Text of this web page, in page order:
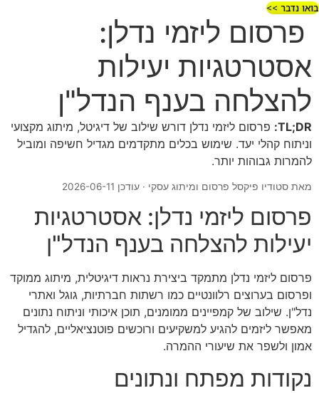
בואו נדבר >>
פרסום ליזמי נדלן:
אסטרטגיות יעילות
להצלחה בענף הנדל"ן
TL;DR: פרסום ליזמי נדלן דורש שילוב של דיגיטל, מיתוג מקצועי
וניתוח קהלי יעד. שימוש בכלים מתקדמים מגדיל חשיפה ומוביל
להמרות גבוהות יותר.
מאת סטודיו פיקסל פרסום ומיתוג עסקי · עודכן 2026-06-11
פרסום ליזמי נדלן: אסטרטגיות
יעילות להצלחה בענף הנדל"ן
פרסום ליזמי נדלן מתמקד ביצירת נראות דיגיטלית, מיתוג ממוקד
ופרסום בערוצים רלוונטיים כמו רשתות חברתיות, גוגל ואתרי
נדל"ן. שילוב של קמפיינים ממומנים, תוכן איכותי וניתוח נתונים
מאפשר ליזמים להגיע למשקיעים ורוכשים פוטנציאליים, להגדיל
אמון ולשפר את שיעורי ההמרה.
נקודות מפתח ונתונים